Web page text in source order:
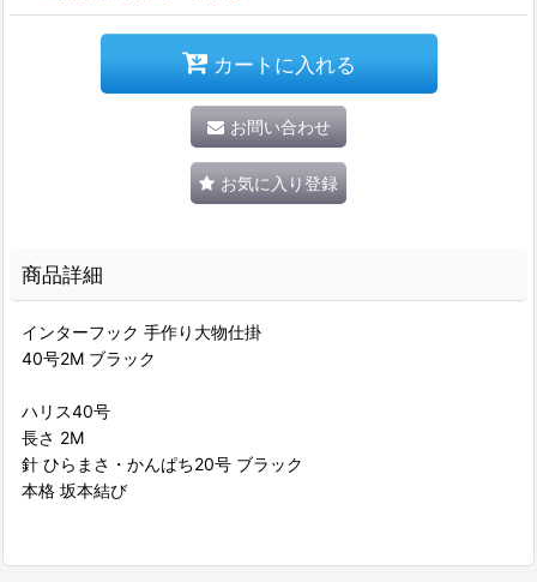
カートに入れる
お問い合わせ
お気に入り登録
商品詳細
インターフック 手作り大物仕掛
40号2M ブラック
ハリス40号
長さ 2M
針 ひらまさ・かんぱち20号 ブラック
本格 坂本結び